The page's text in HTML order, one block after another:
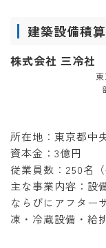
建築設備積
株式会社 三冷社
所在地：東京都中
資本金：3億円
従業員数：250名（
主な事業内容：設
ならびにアフター
凍・冷蔵設備・給